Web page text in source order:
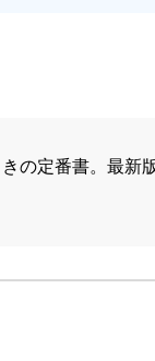
の定番書。最新